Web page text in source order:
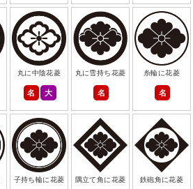
丸に中陰花菱
名 大
丸に雪持ち花菱
名
糸輪に花菱
名
子持ち輪に花菱 隅立て角に花菱 鉄砲角に花菱